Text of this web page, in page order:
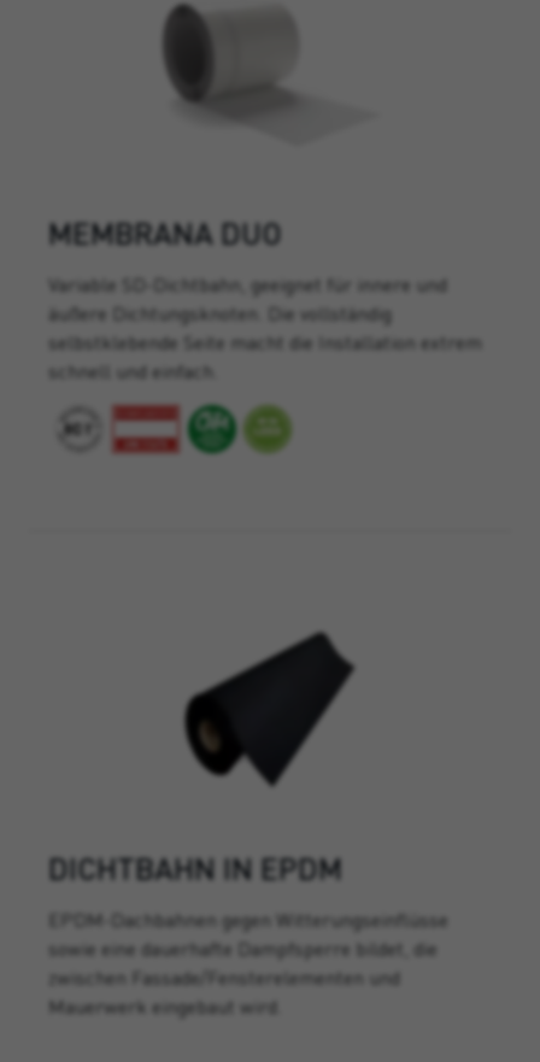
MEMBRANA DUO
Variable SD-Dichtbahn, geeignet für innere und
äußere Dichtungsknoten. Die vollständig
selbstklebende Seite macht die Installation extrem
schnell und einfach.
DICHTBAHN IN EPDM
EPDM-Dachbahnen gegen Witterungseinflüsse
sowie eine dauerhafte Dampfsperre bildet, die
zwischen Fassade/Fensterelementen und
Mauerwerk eingebaut wird.